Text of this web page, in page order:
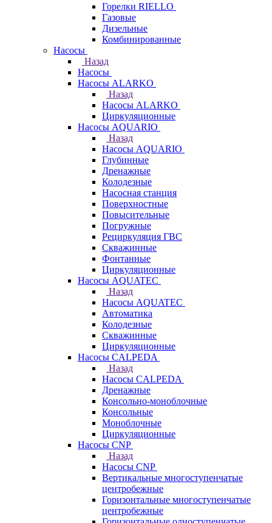
Горелки RIELLO
Газовые
Дизельные
Комбинированные
Насосы
Назад
Насосы
Насосы ALARKO
Назад
Насосы ALARKO
Циркуляционные
Насосы AQUARIO
Назад
Насосы AQUARIO
Глубинные
Дренажные
Колодезные
Насосная станция
Поверхностные
Повысительные
Погружные
Рециркуляция ГВС
Скважинные
Фонтанные
Циркуляционные
Насосы AQUATEC
Назад
Насосы AQUATEC
Автоматика
Колодезные
Скважинные
Циркуляционные
Насосы CALPEDA
Назад
Насосы CALPEDA
Дренажные
Консольно-моноблочные
Консольные
Моноблочные
Циркуляционные
Насосы CNP
Назад
Насосы CNP
Вертикальные многоступенчатые
центробежные
Горизонтальные многоступенчатые
центробежные